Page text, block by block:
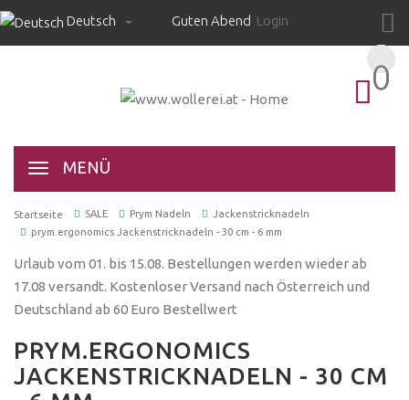
Deutsch Guten Abend Login
0
MENÜ
0
Startseite SALE Prym Nadeln
Jackenstricknadeln
prym.ergonomics Jackenstricknadeln - 30 cm - 6 mm
Urlaub vom 01. bis 15.08. Bestellungen werden wieder ab
17.08 versandt. Kostenloser Versand nach Österreich und
Deutschland ab 60 Euro Bestellwert
PRYM.ERGONOMICS
JACKENSTRICKNADELN - 30 CM